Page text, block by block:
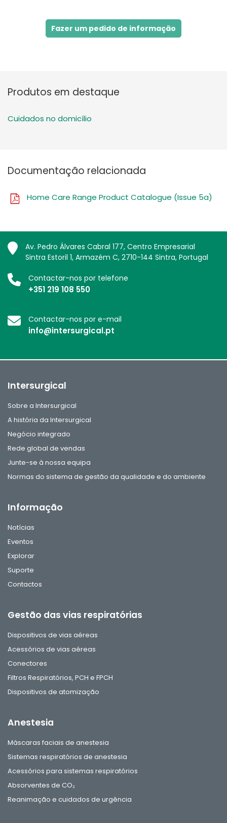
Fazer um pedido de informação
Produtos em destaque
Cuidados no domicílio
Documentação relacionada
Home Care Range Product Catalogue (Issue 5a)
Av. Pedro Álvares Cabral 177, Centro Empresarial
Sintra Estoril 1, Armazém C, 2710-144 Sintra, Portugal
Contactar-nos por telefone
+351 219 108 550
Contactar-nos por e-mail
info@intersurgical.pt
Intersurgical
Sobre a Intersurgical
A história da Intersurgical
Negócio integrado
Rede global de vendas
Junte-se à nossa equipa
Normas do sistema de gestão da qualidade e do ambiente
Informação
Notícias
Eventos
Explorar
Suporte
Contactos
Gestão das vias respiratórias
Dispositivos de vias aéreas
Acessórios de vias aéreas
Conectores
Filtros Respiratórios, PCH e FPCH
Dispositivos de atomização
Anestesia
Máscaras faciais de anestesia
Sistemas respiratórios de anestesia
Acessórios para sistemas respiratórios
Absorventes de CO₂
Reanimação e cuidados de urgência